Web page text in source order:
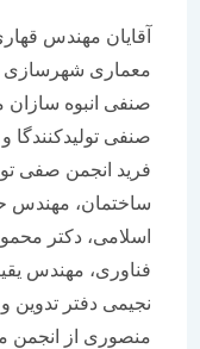
آقایان مهندس قهاری
معماری شهرسازی
صنفی انبوه سازان
صنفی تولیدکنندگا و
فرید انجمن صفی
ساختمان، مهندس حق
اسلامی، دکتر محمودی
فناوری، مهندس
نجیمی دفتر تدوین و
منصوری از انجمن مفاخر